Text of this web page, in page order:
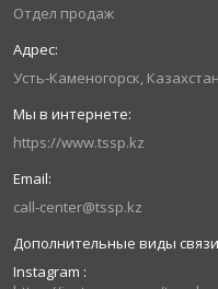
Отдел продаж
Усть-Каменогорск, Казахстан
https://www.tssp.kz
call-center@tssp.kz
Instagram